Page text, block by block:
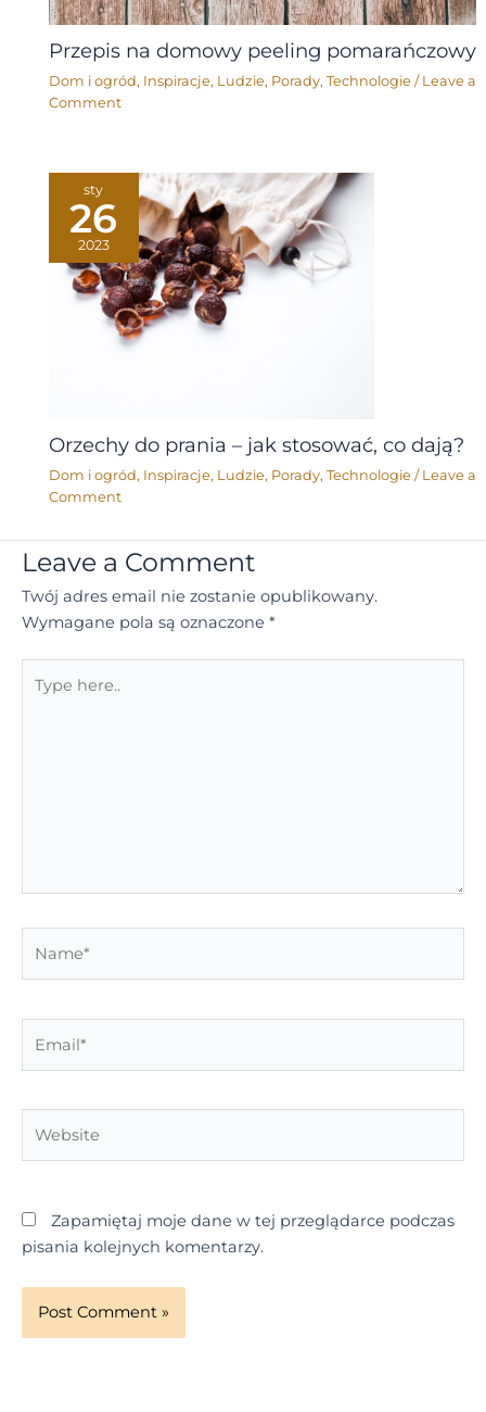
Przepis na domowy peeling pomarańczowy
Dom i ogród, Inspiracje, Ludzie, Porady, Technologie / Leave a
Comment
sty
26
2023
Orzechy do prania – jak stosować, co dają?
Dom i ogród, Inspiracje, Ludzie, Porady, Technologie / Leave a
Comment
Leave a Comment
Twój adres email nie zostanie opublikowany.
Wymagane pola są oznaczone *
here..
Zapamiętaj moje dane w tej przeglądarce podczas
pisania kolejnych komentarzy.